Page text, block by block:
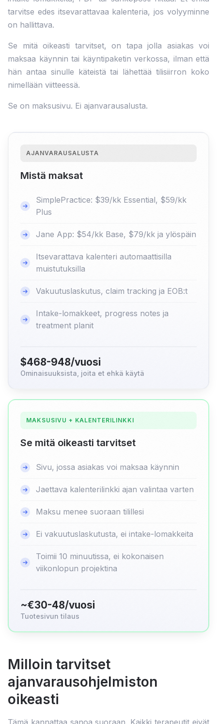
tarvitse edes itsevarattavaa kalenteria, jos volyyminne
on hallittava.
Se mitä oikeasti tarvitset, on tapa jolla asiakas voi
maksaa käynnin tai käyntipaketin verkossa, ilman että
hän antaa sinulle käteistä tai lähettää tilisiirron koko
nimellään viitteessä.
Se on maksusivu. Ei ajanvarausalusta.
AJANVARAUSALUSTA
Mistä maksat
SimplePractice: $39/kk Essential, $59/kk
Plus
Jane App: $54/kk Base, $79/kk ja ylöspäin
Itsevarattava kalenteri automaattisilla
muistutuksilla
Vakuutuslaskutus, claim tracking ja EOB:t
Intake-lomakkeet, progress notes ja
treatment planit
$468-948/vuosi
Ominaisuuksista, joita et ehkä käytä
MAKSUSIVU + KALENTERILINKKI
Se mitä oikeasti tarvitset
Sivu, jossa asiakas voi maksaa käynnin
Jaettava kalenterilinkki ajan valintaa varten
Maksu menee suoraan tilillesi
Ei vakuutuslaskutusta, ei intake-lomakkeita
Toimii 10 minuutissa, ei kokonaisen
viikonlopun projektina
~€30-48/vuosi
Tuotesivun tilaus
Milloin tarvitset
ajanvarausohjelmiston
oikeasti
Tämä kannattaa sanoa suoraan. Kaikki terapeutit eivät